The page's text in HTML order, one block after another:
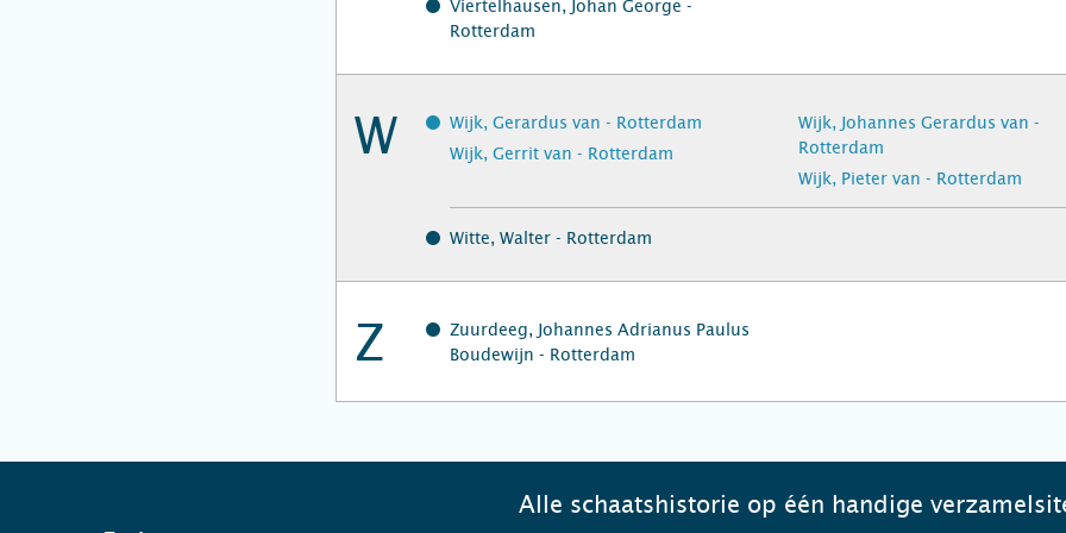
Viertelhausen, Johan George -
Rotterdam
W
Wijk, Gerardus van - Rotterdam
Wijk, Gerrit van - Rotterdam
Wijk, Johannes Gerardus van -
Rotterdam
Wijk, Pieter van - Rotterdam
Witte, Walter - Rotterdam
Z
Zuurdeeg, Johannes Adrianus Paulus
Boudewijn - Rotterdam
Alle schaatshistorie op één handige